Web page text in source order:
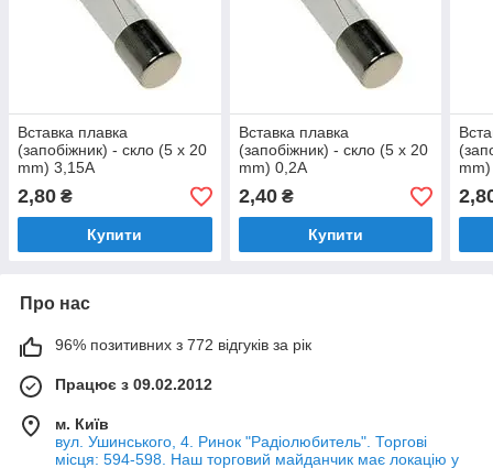
Вставка плавка
(запобіжник) - скло (5 x 20
mm) 3,15A
2,80 ₴
Купити
Вставка плавка
(запобіжник) - скло (5 x 20
mm) 0,2A
2,40₴
Купити
Про нас
96% позитивних з 772 відгуків за рік
Працює з 09.02.2012
м. Київ
вул. Ушинського, 4. Ринок "Радіолюбитель". Торгові
місця: 594-598. Наш торговий майданчик має локацію у